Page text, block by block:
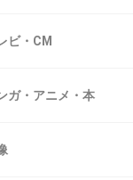
ビ・CM
ガ・アニメ・本